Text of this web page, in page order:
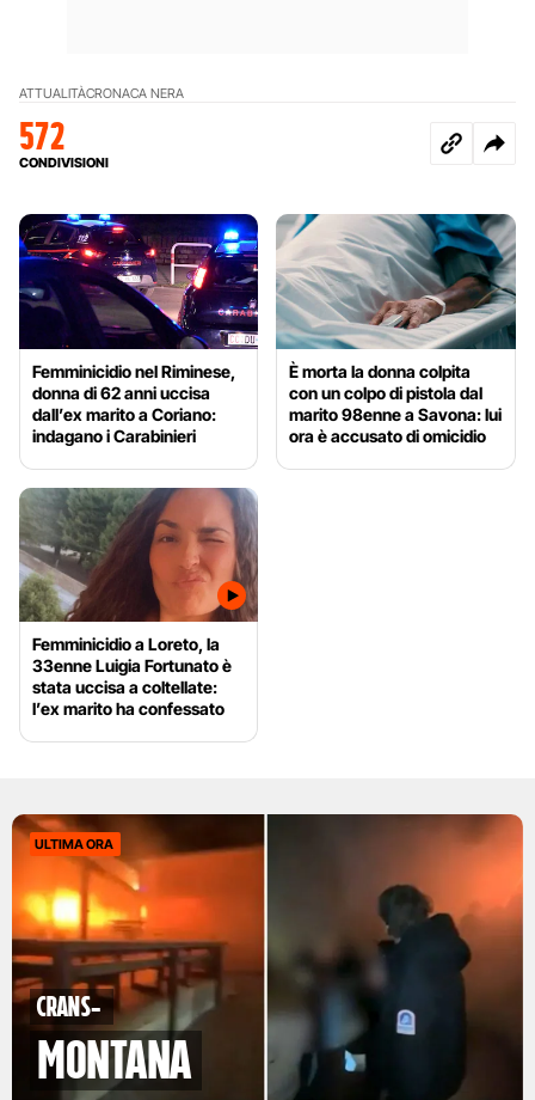
ATTUALITÀCRONACA NERA
572
CONDIVISIONI
Femminicidio nel Riminese,
donna di 62 anni uccisa
dall’ex marito a Coriano:
indagano i Carabinieri
È morta la donna colpita
con un colpo di pistola dal
marito 98enne a Savona: lui
ora è accusato di omicidio
Femminicidio a Loreto, la
33enne Luigia Fortunato è
stata uccisa a coltellate:
l’ex marito ha confessato
ULTIMA ORA
Crans-
Montana